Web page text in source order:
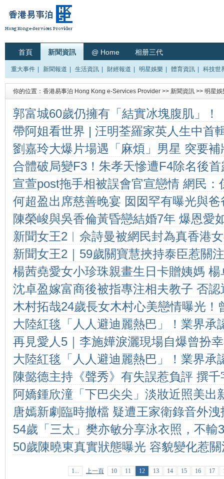
首頁 新聞資訊 @ Home 相册三代
重大事件 新聞報道 生活資訊 財經報道 明星娛樂 體育資訊 科技世
你的位置： 香港易事泊 Hong Kong e-Services Provider >> 新聞資訊 >> 明星娛
郭富城60歲仍擁有「結實冰塊腹肌」！
材全靠超自律作息：早上6時睡覺、每
帶阿姐看世界 | 汪明荃羅家英人生中首
照之旅」圓家英哥心願
劉嘉玲大爆片場遇「麻煩」男星 突要
死」 想借拍戲暴打對方： 我想真打
合體破局變F3！朱孝天慘遭F4除名後首
宣萱post拖手相被誤會官宣戀情 網民：
何超盈出席慈善晚宴 囡囡罕有曝光與
陳榮峻與吳香倫黃昏戀結婚7年 爆恩愛
侍娘子吃早餐「食補品」
新聞女王2︳佘詩曼被網民封為真香港
怡宣萱？
新聞女王2｜59歲關寶慧挾持泰臣惹關
騙淪脫星 情路坎坷仍恨嫁
楊茜堯愛女小珍珠親畫生日卡贈姨媽
都妒忌
沈卓盈嫁富商後被指專注相夫教子 否
事業與家庭
木村拓哉24歲長女木村心美戀情曝光！
爸爸帥」，情歸「國家級排球新星」小
大陸紅毯「人人避迪麗熱巴」！業界承
她前後 慘烈對比內幕曝光
再見愛人5｜李施嬅淚灑現場自爆曾扮
崇健未曾陪伴
大陸紅毯「人人避迪麗熱巴」！業界承
她前後 慘烈對比內幕曝光
陳懿德主持《聲秀》有失誤惹負評 撰
認 打就要企定
阿嬌鍾欣潼「下巴尖尖」淡妝近照美出
字頭的減肥重點：戒酒＋211飲食法瘦
唐嫣新劇臨時撤檔 疑遭王家衛錄音外洩
54歲「三太」樊亦敏分享泳衣照，不輸
我永遠都知道自己是靚女，演什麼也可
50歲陳曉東真實狀態曝光 容貌變化惹
1... 上一頁 10 11 12 13 14 15 16 17